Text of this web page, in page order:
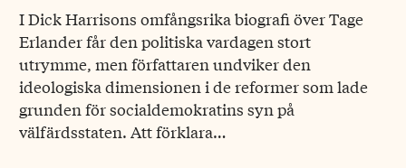
I Dick Harrisons omfångsrika biografi över Tage
Erlander får den politiska vardagen stort
utrymme, men författaren undviker den
ideologiska dimensionen i de reformer som lade
grunden för socialdemokratins syn på
välfärdsstaten. Att förklara…